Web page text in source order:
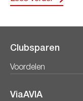
Clubsparen
Voordelen
ViaAVIA